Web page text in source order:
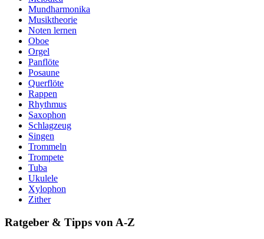
Mundharmonika
Musiktheorie
Noten lernen
Oboe
Orgel
Panflöte
Posaune
Querflöte
Rappen
Rhythmus
Saxophon
Schlagzeug
Singen
Trommeln
Trompete
Tuba
Ukulele
Xylophon
Zither
Ratgeber & Tipps von A-Z